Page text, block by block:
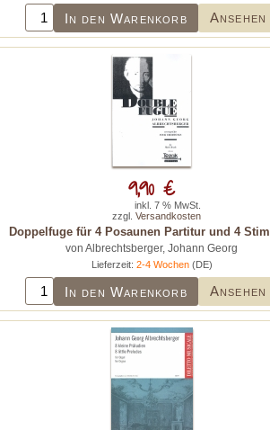
In den Warenkorb Ansehen
Doppelfuge für 4 Posaunen Partitur und 4
von Albrechtsberger, Johann Georg
Lieferzeit: 2-4 Wochen(DE)
In den Warenkorb Ansehen
9,90 €
inkl. 7 % MwSt.
zzgl. Versandkosten